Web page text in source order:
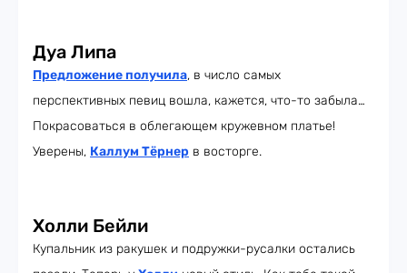
Дуа Липа
Предложение получила, в число самых
перспективных певиц вошла, кажется, что-то забыла…
Покрасоваться в облегающем кружевном платье!
Уверены, Каллум Тёрнер в восторге.
Холли Бейли
Купальник из ракушек и подружки-русалки остались